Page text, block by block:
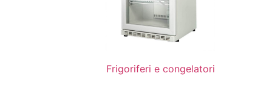
Frigoriferi e congelatori